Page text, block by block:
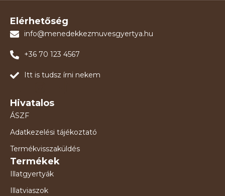
Elérhetőség
info@menedekkezmuvesgyertya.hu
+36 70 123 4567
Itt is tudsz írni nekem
Hivatalos
ÁSZF
Adatkezelési tájékoztató
Termékvisszaküldés
Termékek
Illatgyertyák
Illatviaszok